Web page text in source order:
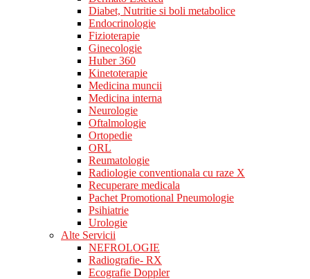
Diabet, Nutritie si boli metabolice
Endocrinologie
Fizioterapie
Ginecologie
Huber 360
Kinetoterapie
Medicina muncii
Medicina interna
Neurologie
Oftalmologie
Ortopedie
ORL
Reumatologie
Radiologie conventionala cu raze X
Recuperare medicala
Pachet Promotional Pneumologie
Psihiatrie
Urologie
Alte Servicii
NEFROLOGIE
Radiografie- RX
Ecografie Doppler